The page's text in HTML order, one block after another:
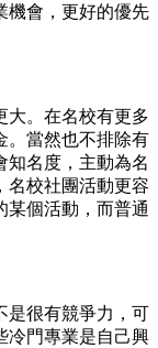
機會，更好的優先
大。在名校有更多
。當然也不排除有
知名度，主動為名
名校社團活動更容
某個活動，而普通
是很有競爭力，可
冷門專業是自己興